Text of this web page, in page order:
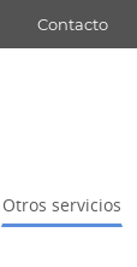
Contacto
Otros servicios